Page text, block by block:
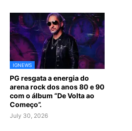
IGNEWS
PG resgata a energia do
arena rock dos anos 80 e 90
com o álbum “De Volta ao
Começo”.
July 30, 2026